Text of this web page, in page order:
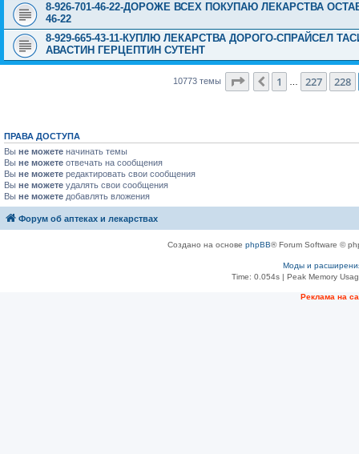
8-926-701-46-22-ДОРОЖЕ ВСЕХ ПОКУПАЮ ЛЕКАРСТВА
46-22
8-929-665-43-11-КУПЛЮ ЛЕКАРСТВА ДОРОГО-СПРАЙСЕЛ
АВАСТИН ГЕРЦЕПТИН СУТЕНТ
10773 темы Страница 229из 431
Пред.
1 227 228
ПРАВА ДОСТУПА
Вы не можете начинать темы
Вы не можете отвечать на сообщения
Вы не можете редактировать свои сообщения
Вы не можете удалять свои сообщения
Вы не можете добавлять вложения
Форум об аптеках и лекарствах
Создано на основе phpBB® Forum Software ©
Моды и
Time: 0.054s| Peak Memory
Рeклама на